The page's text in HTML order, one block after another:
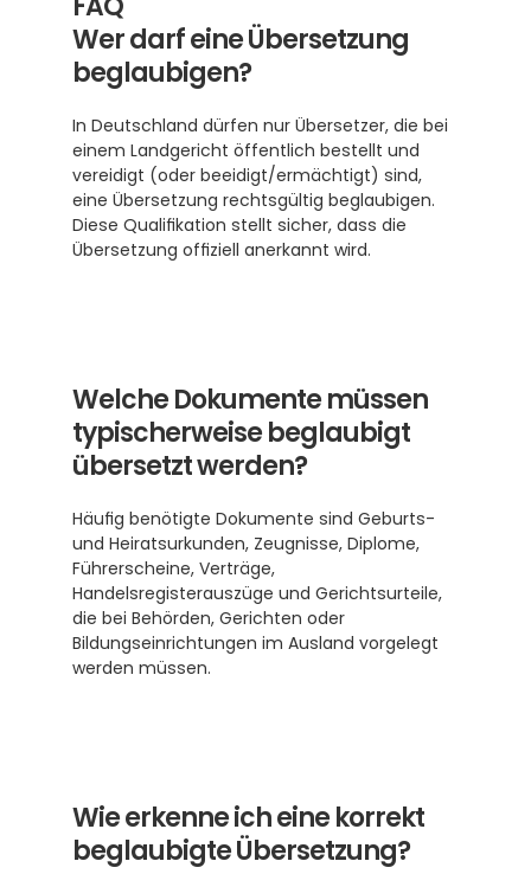
Wer darf eine Übersetzung
beglaubigen?
In Deutschland dürfen nur Übersetzer, die bei
einem Landgericht öffentlich bestellt und
vereidigt (oder beeidigt/ermächtigt) sind,
eine Übersetzung rechtsgültig beglaubigen.
Diese Qualifikation stellt sicher, dass die
Übersetzung offiziell anerkannt wird.
Welche Dokumente müssen
typischerweise beglaubigt
übersetzt werden?
Häufig benötigte Dokumente sind Geburts-
und Heiratsurkunden, Zeugnisse, Diplome,
Führerscheine, Verträge,
Handelsregisterauszüge und Gerichtsurteile,
die bei Behörden, Gerichten oder
Bildungseinrichtungen im Ausland vorgelegt
werden müssen.
Wie erkenne ich eine korrekt
beglaubigte Übersetzung?